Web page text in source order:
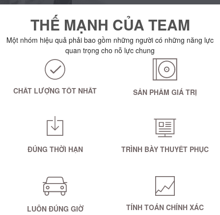
THẾ MẠNH CỦA TEAM
Một nhóm hiệu quả phải bao gồm những người có những năng lực
quan trọng cho nỗ lực chung
CHẤT LƯỢNG TỐT NHẤT SẢN PHẨM GIÁ TRỊ
ĐÚNG THỜI HẠN TRÌNH BÀY THUYẾT PHỤC
LUÔN ĐÚNG GIỜ TÍNH TOÁN CHÍNH XÁC